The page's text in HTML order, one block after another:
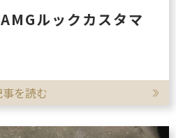
ルックカスタマ
事を読む